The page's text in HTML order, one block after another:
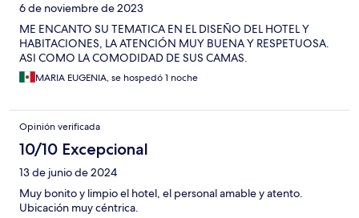
6 de noviembre de 2023
ME ENCANTO SU TEMATICA EN EL DISEÑO DEL HOTEL Y
HABITACIONES, LA ATENCIÓN MUY BUENA Y RESPETUOSA.
ASI COMO LA COMODIDAD DE SUS CAMAS.
MARIA EUGENIA, se hospedó 1 noche
Opinión verificada
10/10 Excepcional
13 de junio de 2024
Muy bonito y limpio el hotel, el personal amable y atento.
Ubicación muy céntrica.